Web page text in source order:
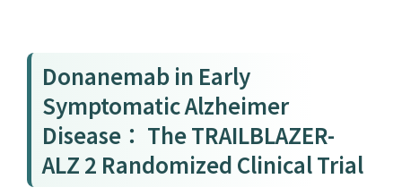
Donanemab in Early
Symptomatic Alzheimer
Disease： The TRAILBLAZER-
ALZ 2 Randomized Clinical Trial